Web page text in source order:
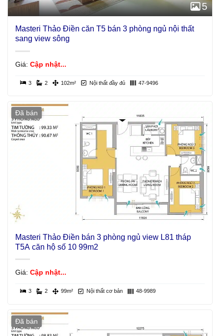
5
Masteri Thảo Điền căn T5 bán 3 phòng ngủ nội thất
sang view sông
Giá: Cập nhật...
3 2 102m² Nội thất đầy đủ 47-9496
Đã bán
Masteri Thảo Điền bán 3 phòng ngủ view L81 tháp
T5A căn hộ số 10 99m2
Giá: Cập nhật...
3 2 99m² Nội thất cơ bản 48-9989
Đã bán